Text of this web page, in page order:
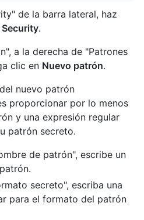
de la barra lateral, haz
.
a la derecha de "Patrones
clic en Nuevo patrón.
nuevo patrón
proporcionar por lo menos
y una expresión regular
patrón secreto.
de patrón", escribe un
secreto", escriba una
para el formato del patrón